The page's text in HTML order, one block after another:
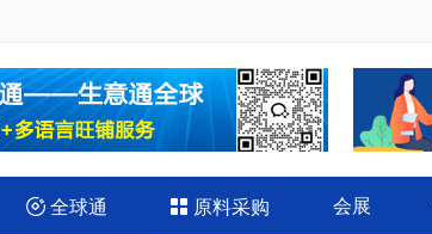
 全球通  原料采购 会展